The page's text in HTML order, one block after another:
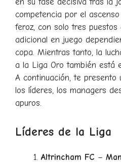
en su fase decisiva tras la
competencia por el
feroz, con solo tres puestos
adicional en juego
copa. Mientras tanto, la
a la Liga Oro también está
A continuación, te presento
los líderes, los managers
apuros.
Líderes de la Liga
Altrincham FC –